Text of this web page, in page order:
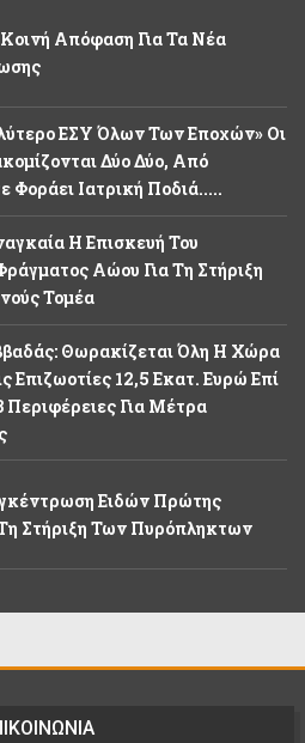
Απόφαση Για Τα Νέα
ΕΣΥ Όλων Των Εποχών» Οι
Δύο Δύο, Από
Φοράει Ιατρική Ποδιά.....
Η Επισκευή Του
Αώου Για Τη Στήριξη
Τομέα
Θωρακίζεται Όλη Η Χώρα
Επιζωοτίες 12,5 Εκατ. Ευρώ Επί
Περιφέρειες Για Μέτρα
Ειδών Πρώτης
Στήριξη Των Πυρόπληκτων